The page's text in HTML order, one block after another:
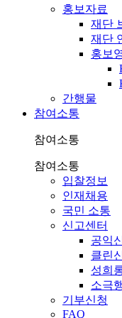
홍보자료
재단
재단
홍보
간행물
참여소통
참여소통
참여소통
입찰정보
인재채용
국민 소통
신고센터
공익
클린
성희
소극
기부신청
FAQ